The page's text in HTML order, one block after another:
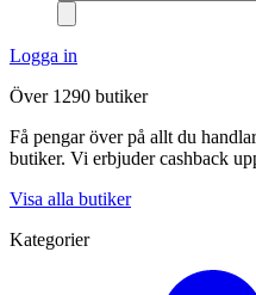
Logga in
Över 1290 butiker
Få pengar över på allt du
butiker. Vi erbjuder cashback
Visa alla butiker
Kategorier